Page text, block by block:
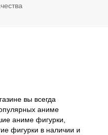
вы всегда
аниме
аниме фигурки,
фигурки в наличии и